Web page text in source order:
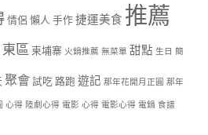
情侶 懶人 手作捷運美食 推薦
東區 柬埔寨 火鍋推薦 無菜單 甜點 生日 簡
聚會試吃 路跑遊記 那年花開月正圓 那年
心得 陸劇心得 電影 心得 電影心得 電鍋 食譜